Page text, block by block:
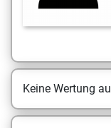
Keine Wertung